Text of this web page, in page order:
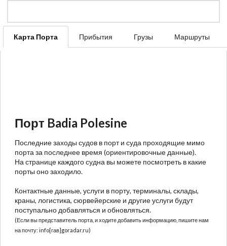
Карта Порта Прибытия Грузы Маршруты
Порт Badia Polesine
Последние заходы судов в порт и суда проходящие мимо
порта за последнее время (ориентировочные данные).
На странице каждого судна вы можете посмотреть в какие
порты оно заходило.
Контактные данные, услуги в порту, терминалы, склады,
краны, логистика, сюрвейерские и другие услуги будут
поступально добавляться и обновляться.
(Если вы представитель порта, и ходите добавить информацию, пишите нам
на почту: info[гав]goradar.ru)